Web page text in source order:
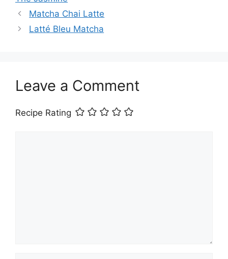
Matcha Chai Latte
Latté Bleu Matcha
Leave a Comment
Recipe Rating